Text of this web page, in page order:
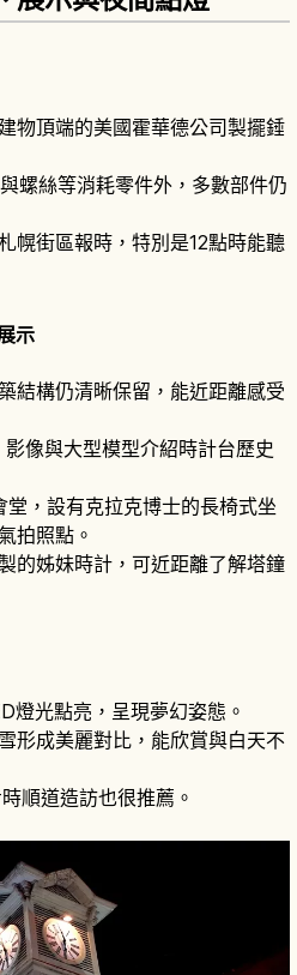
物頂端的美國霍華德公司製擺錘
螺絲等消耗零件外，多數部件仍
幌街區報時，特別是12點時能聽
示
結構仍清晰保留，能近距離感受
像與大型模型介紹時計台歷史
，設有克拉克博士的長椅式坐
拍照點。
的姊妹時計，可近距離了解塔鐘
燈光點亮，呈現夢幻姿態。
形成美麗對比，能欣賞與白天不
順道造訪也很推薦。